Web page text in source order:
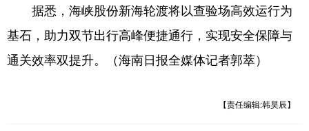
据悉，海峡股份新海轮渡将以查验场高效运行为
基石，助力双节出行高峰便捷通行，实现安全保障与
通关效率双提升。（海南日报全媒体记者郭萃）
【责任编辑:韩昊辰】